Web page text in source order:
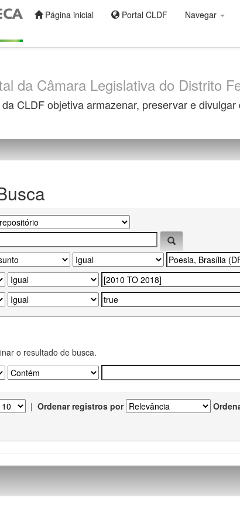
Página inicial Portal CLDF Navegar
da Câmara Legislativa do Distrito
CLDF objetiva armazenar, preservar e
o resultado de busca.
| Ordenar registros por